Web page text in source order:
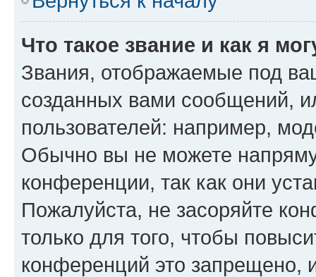
Что такое звание и как я
Звания, отображаемые под
созданных вами сообщений,
пользователей: например,
Обычно вы не можете
конференции, так как они
Пожалуйста, не засоряйте
только для того, чтобы
конференций это запрещено,